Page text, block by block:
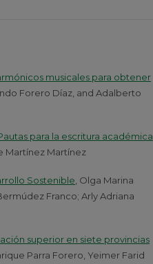
musicales para obtener
Forero Díaz, and Adalberto
para la escritura académica
Martínez Martínez
Sostenible , Olga Marina
Franco; Arly Adriana
superior en siete provincias
Parra Forero, Yeimer Farid